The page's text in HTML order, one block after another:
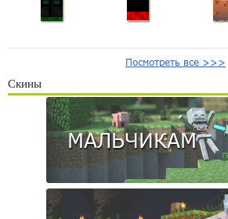
Посмотреть все >>>
Скины
МАЛЬЧИКАМ